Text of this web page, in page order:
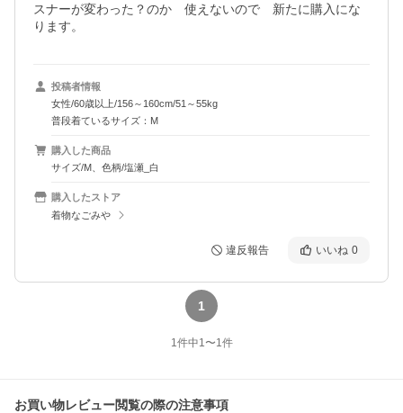
スナーが変わった？のか　使えないので　新たに購入にな
ります。
投稿者情報
女性/60歳以上/156～160cm/51～55kg
普段着ているサイズ：M
購入した商品
サイズ/M、色柄/塩瀬_白
購入したストア
着物なごみや
違反報告 いいね 0
1
1件中1〜1件
お買い物レビュー閲覧の際の注意事項